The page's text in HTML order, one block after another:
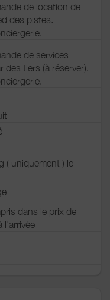
de location de
des pistes.
de services
des tiers (à réserver).
( uniquement ) le
dans le prix de
l'arrivée